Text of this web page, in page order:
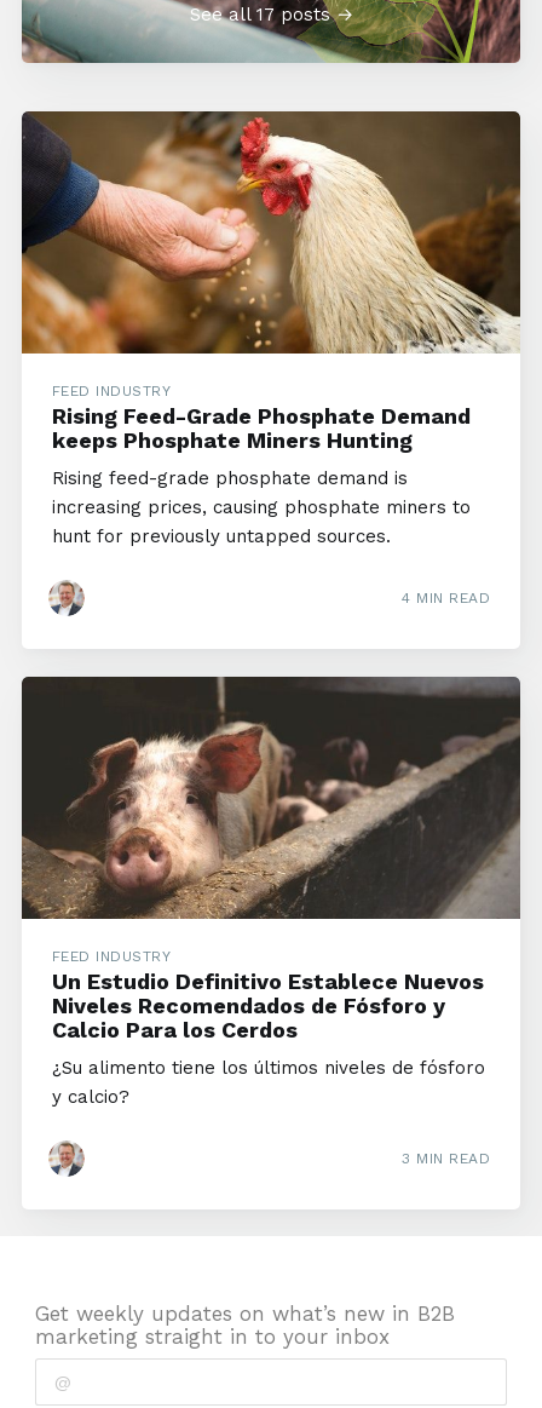
See all 17 posts →
FEED INDUSTRY
Rising Feed-Grade Phosphate Demand
keeps Phosphate Miners Hunting
Rising feed-grade phosphate demand is
increasing prices, causing phosphate miners to
hunt for previously untapped sources.
4 MIN READ
FEED INDUSTRY
Un Estudio Definitivo Establece Nuevos
Niveles Recomendados de Fósforo y
Calcio Para los Cerdos
¿Su alimento tiene los últimos niveles de fósforo
y calcio?
3 MIN READ
Get weekly updates on what’s new in B2B
marketing straight in to your inbox